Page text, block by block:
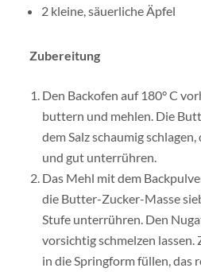
2 kleine, säuerliche Äpfel
Zubereitung
Den Backofen auf 180° C
buttern und mehlen. Die
dem Salz schaumig
und gut unterrühren.
Das Mehl mit dem
die Butter-Zucker-Masse
Stufe unterrühren. Den
vorsichtig schmelzen lassen.
in die Springform füllen, das